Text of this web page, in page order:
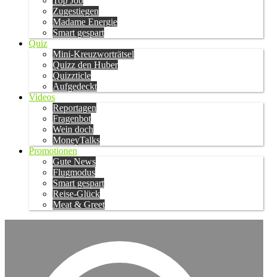
Zugestiegen
Madame Energie
Smart gespart
Quiz
Mini-Kreuzworträtsel
Quizz den Huber
Quizzticle
Aufgedeckt
Videos
Reportagen
Fragenbot
Wein doch
MoneyTalks
Promotionen
Gute News
Flugmodus
Smart gespart
Reise-Glück
Meat & Greet